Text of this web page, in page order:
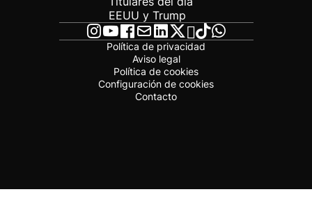
EEUU y Trump
Política de privacidad
Aviso legal
Política de cookies
Configuración de cookies
Contacto